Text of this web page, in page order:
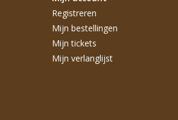
Registreren
Mijn bestellingen
Mijn tickets
Mijn verlanglijst